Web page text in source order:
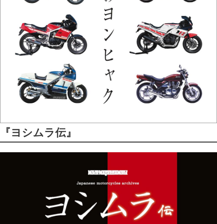
『ヨシムラ伝』